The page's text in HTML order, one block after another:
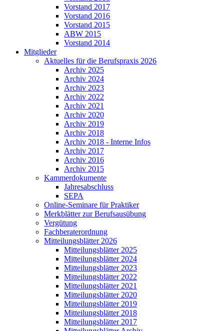
Vorstand 2017
Vorstand 2016
Vorstand 2015
ABW 2015
Vorstand 2014
Mitglieder
Aktuelles für die Berufspraxis 2026
Archiv 2025
Archiv 2024
Archiv 2023
Archiv 2022
Archiv 2021
Archiv 2020
Archiv 2019
Archiv 2018
Archiv 2018 - Interne Infos
Archiv 2017
Archiv 2016
Archiv 2015
Kammerdokumente
Jahresabschluss
SEPA
Online-Seminare für Praktiker
Merkblätter zur Berufsausübung
Vergütung
Fachberaterordnung
Mitteilungsblätter 2026
Mitteilungsblätter 2025
Mitteilungsblätter 2024
Mitteilungsblätter 2023
Mitteilungsblätter 2022
Mitteilungsblätter 2021
Mitteilungsblätter 2020
Mitteilungsblätter 2019
Mitteilungsblätter 2018
Mitteilungsblätter 2017